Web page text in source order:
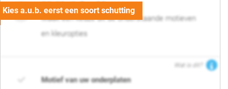
02. Motief en kleur
Maak een keuze uit de onderstaande motieven
en kleuropties
Wat is dit?
Motief van uw onderplaten